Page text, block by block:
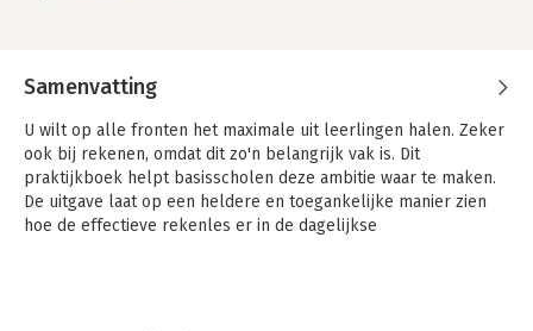
Samenvatting
U wilt op alle fronten het maximale uit leerlingen halen. Zeker
ook bij rekenen, omdat dit zo'n belangrijk vak is. Dit
praktijkboek helpt basisscholen deze ambitie waar te maken.
De uitgave laat op een heldere en toegankelijke manier zien
hoe de effectieve rekenles er in de dagelijkse